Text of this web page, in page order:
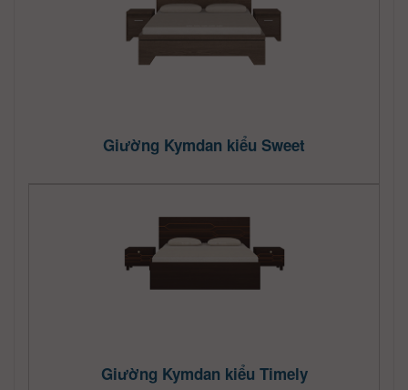
Giường Kymdan kiểu Sweet
Giường Kymdan kiểu Timely